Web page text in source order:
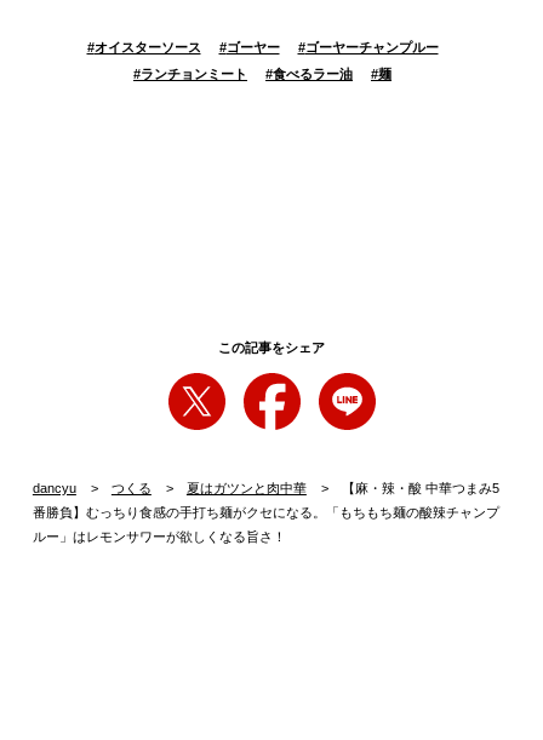
#オイスターソース #ゴーヤー #ゴーヤーチャンプルー
#ランチョンミート #食べるラー油 #麺
この記事をシェア
dancyu つくる 夏はガツンと肉中華
【麻・辣・酸 中華つまみ5
番勝負】むっちり食感の手打ち麺がクセになる。「もちもち麺の酸辣チャンプ
ルー」はレモンサワーが欲しくなる旨さ！